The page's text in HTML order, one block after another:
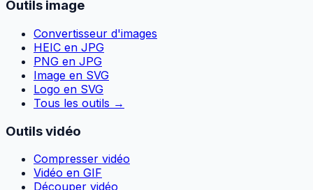
Outils image
Convertisseur d'images
HEIC en JPG
PNG en JPG
Image en SVG
Logo en SVG
Tous les outils →
Outils vidéo
Compresser vidéo
Vidéo en GIF
Découper vidéo